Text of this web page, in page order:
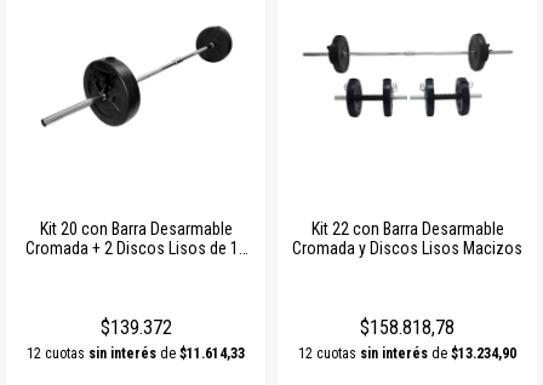
Kit 20 con Barra Desarmable
Cromada + 2 Discos Lisos de 10
$139.372
12 cuotas sin interés de $11.614,33
Kit 22 con Barra Desarmable
Cromada y Discos Lisos Macizos
$158.818,78
12 cuotas sin interés de $13.234,90